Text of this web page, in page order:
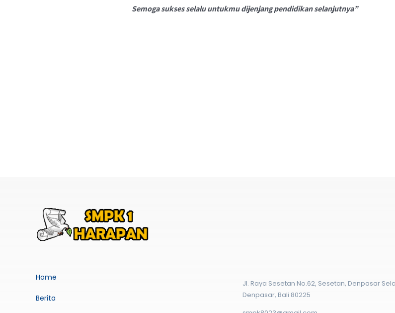
Semoga sukses selalu untukmu dijenjang pendidikan selanjutnya”
Home
Berita
Jl. Raya Sesetan No.62, Sesetan, Denpasar
Denpasar, Bali 80225